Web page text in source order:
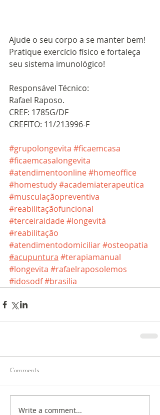
Ajude o seu corpo a se manter bem!
Pratique exercício físico e fortaleça
seu sistema imunológico!
Responsável Técnico:
Rafael Raposo.
CREF: 1785G/DF
CREFITO: 11/213996-F
#grupolongevita #ficaemcasa
#ficaemcasalongevita
#atendimentoonline#homeoffice
#homestudy#academiaterapeutica
#musculaçãopreventiva
#reabilitaçãofuncional
#terceiraidade#longevitá
#reabilitação
#atendimentodomiciliar#osteopatia
#acupuntura #terapiamanual
#longevita #rafaelraposolemos
#idosodf#brasilia
Comments
Write a comment...